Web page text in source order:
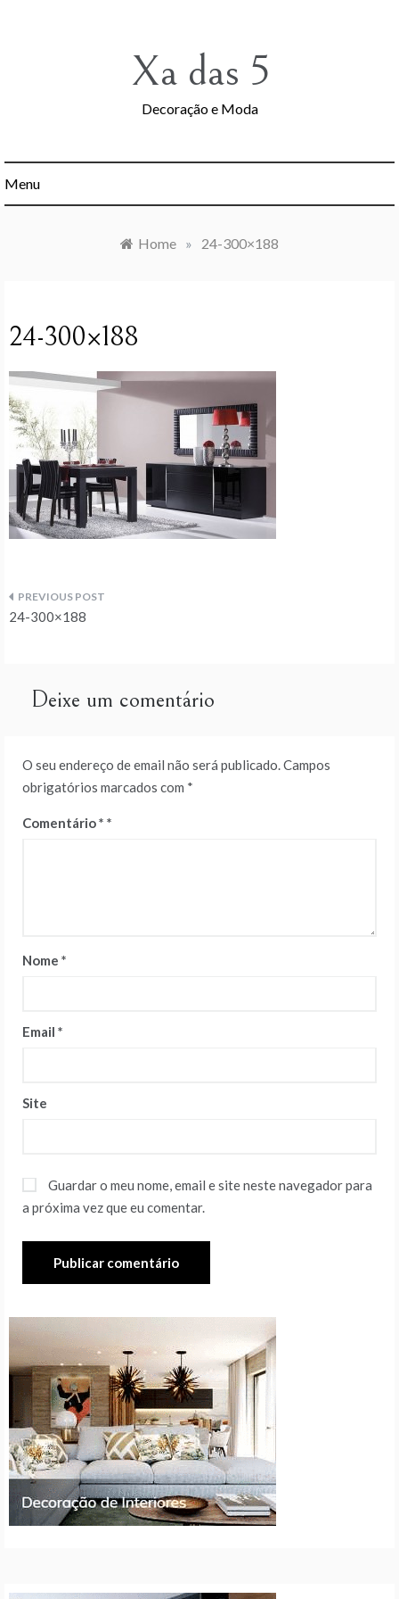
Xa das 5
Decoração e Moda
Menu
Home » 24-300×188
24-300×188
Navegação
artigos
24-300×188
Deixe um comentário
O seu endereço de email não será publicado.Campos
obrigatórios marcados com *
Comentário*
Nome *
Email *
Site
Guardar o meu nome, email e site neste navegador para
a próxima vez que eu comentar.